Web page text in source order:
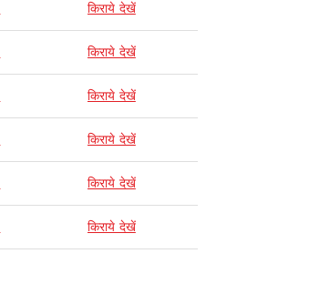
किराये देखें
किराये देखें
किराये देखें
किराये देखें
किराये देखें
किराये देखें